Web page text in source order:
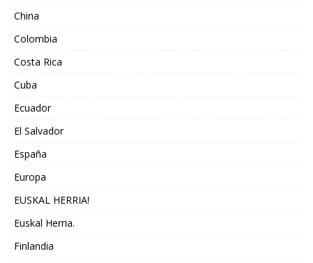
China
Colombia
Costa Rica
Cuba
Ecuador
El Salvador
España
Europa
EUSKAL HERRIA!
Euskal Herria.
Finlandia